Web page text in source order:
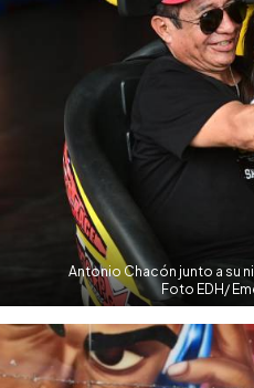
Antonio Chacón junto a su
Foto EDH/